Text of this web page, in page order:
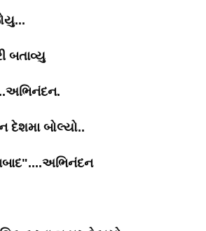
બતાવ્યુ
દેશમા બોલ્યો..